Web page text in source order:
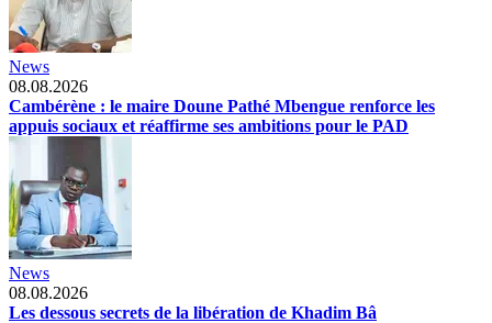
News
08.08.2026
Cambérène : le maire Doune Pathé Mbengue renforce les
appuis sociaux et réaffirme ses ambitions pour le PAD
News
08.08.2026
Les dessous secrets de la libération de Khadim Bâ